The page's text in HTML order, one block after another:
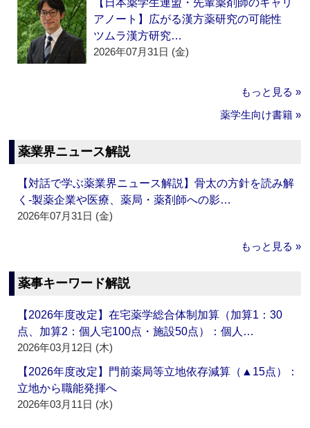
【日本薬学生連盟・先輩薬剤師のキャリ
アノート】広がる漢方薬研究の可能性
ツムラ漢方研究…
2026年07月31日 (金)
もっと見る »
薬学生向け書籍 »
薬業界ニュース解説
【対話で学ぶ薬業界ニュース解説】骨太の方針を読み解
く‐製薬企業や医療、薬局・薬剤師への影…
2026年07月31日 (金)
もっと見る »
薬事キーワード解説
【2026年度改定】在宅薬学総合体制加算（加算1：30
点、加算2：個人宅100点・施設50点）：個人…
2026年03月12日 (木)
【2026年度改定】門前薬局等立地依存減算（▲15点）：
立地から職能発揮へ
2026年03月11日 (水)